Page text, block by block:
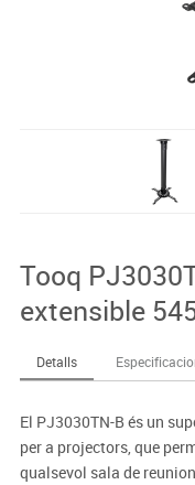
Tooq
extensible
Detalls
El PJ3030TN-B és un
per a projectors, que
qualsevol sala de